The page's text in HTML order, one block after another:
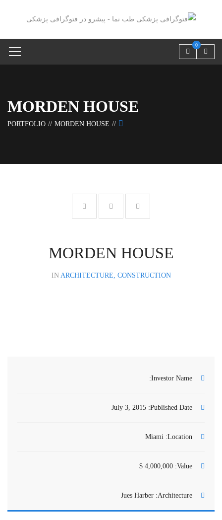
0
MORDEN HOUSE
PORTFOLIO MORDEN HOUSE
MORDEN HOUSE
IN ARCHITECTURE, CONSTRUCTION
Investor Name:
Published Date:
July 3, 2015
Location:
Miami
Value:
4,000,000 $
Architecture:
Jues Harber